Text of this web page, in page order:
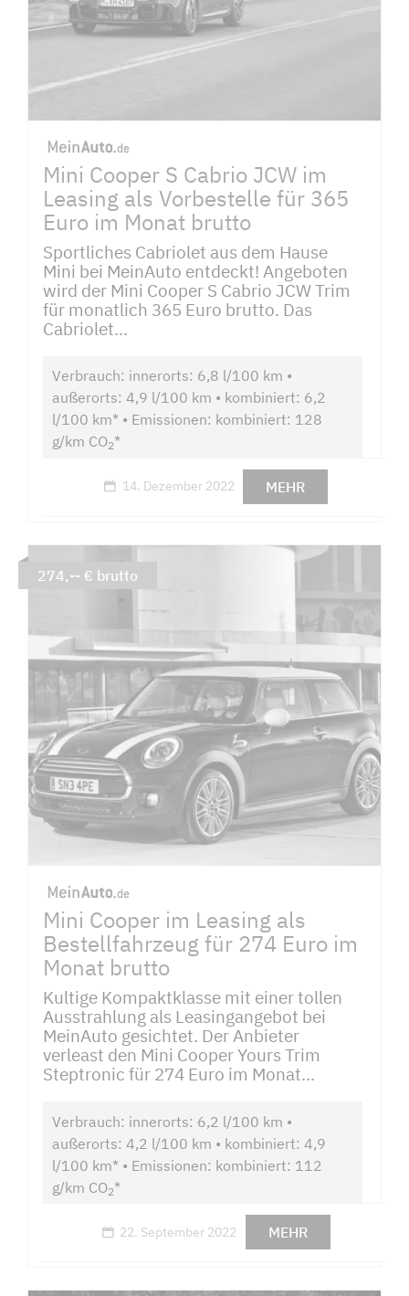
Mini Cooper S Cabrio JCW im
Leasing als Vorbestelle für 365
Euro im Monat brutto
Sportliches Cabriolet aus dem Hause
Mini bei MeinAuto entdeckt! Angeboten
wird der Mini Cooper S Cabrio JCW Trim
für monatlich 365 Euro brutto. Das
Cabriolet...
Verbrauch: innerorts: 6,8 l/100 km •
außerorts: 4,9 l/100 km • kombiniert: 6,2
l/100 km* • Emissionen: kombiniert: 128
g/km CO2*
14. Dezember 2022 MEHR
Mini Cooper im Leasing als
Bestellfahrzeug für 274 Euro im
Monat brutto
Kultige Kompaktklasse mit einer tollen
Ausstrahlung als Leasingangebot bei
MeinAuto gesichtet. Der Anbieter
verleast den Mini Cooper Yours Trim
Steptronic für 274 Euro im Monat...
Verbrauch: innerorts: 6,2 l/100 km •
außerorts: 4,2 l/100 km • kombiniert: 4,9
l/100 km* • Emissionen: kombiniert: 112
g/km CO2*
22. September 2022 MEHR
274,-- € brutto